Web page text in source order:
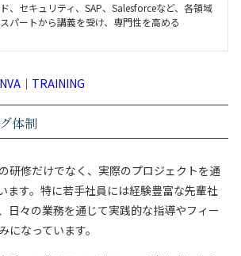
、セキュリティ、SAP、Salesforceなど、各領域
パートから講義を受け、専門性を高める
｜TRAINING
体制
研修だけでなく、実際のプロジェクトを通
ます。特に若手社員には経験豊富な先輩社
日々の業務を通じて実践的な指導やフィー
になっています。